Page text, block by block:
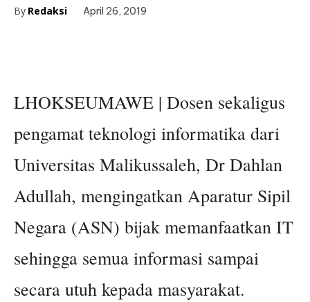
By Redaksi April 26, 2019
LHOKSEUMAWE | Dosen sekaligus
pengamat teknologi informatika dari
Universitas Malikussaleh, Dr Dahlan
Adullah, mengingatkan Aparatur Sipil
Negara (ASN) bijak memanfaatkan IT
sehingga semua informasi sampai
secara utuh kepada masyarakat.